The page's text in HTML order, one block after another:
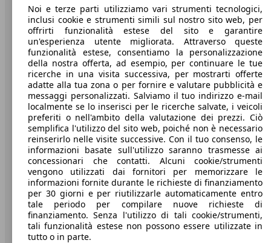
Benvenuti su AutoScout24, il mercato auto europeo.
Società
A proposito di AutoScout24
Stampa
Media
Condizioni generali
Informazioni
Privacy
Dichiarazione di Accessibilità
Servizi
Area rivenditori
Noi e terze parti utilizziamo vari strumenti tecnologici,
inclusi cookie e strumenti simili sul nostro sito web, per
offrirti funzionalità estese del sito e garantire
un'esperienza utente migliorata. Attraverso queste
funzionalità estese, consentiamo la personalizzazione
della nostra offerta, ad esempio, per continuare le tue
ricerche in una visita successiva, per mostrarti offerte
adatte alla tua zona o per fornire e valutare pubblicità e
messaggi personalizzati. Salviamo il tuo indirizzo e-mail
localmente se lo inserisci per le ricerche salvate, i veicoli
preferiti o nell'ambito della valutazione dei prezzi. Ciò
semplifica l'utilizzo del sito web, poiché non è necessario
reinserirlo nelle visite successive. Con il tuo consenso, le
informazioni basate sull'utilizzo saranno trasmesse ai
concessionari che contatti. Alcuni cookie/strumenti
vengono utilizzati dai fornitori per memorizzare le
informazioni fornite durante le richieste di finanziamento
per 30 giorni e per riutilizzarle automaticamente entro
tale periodo per compilare nuove richieste di
finanziamento. Senza l'utilizzo di tali cookie/strumenti,
tali funzionalità estese non possono essere utilizzate in
tutto o in parte.